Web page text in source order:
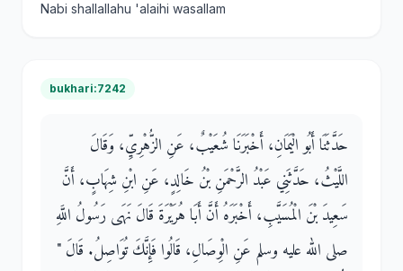
Nabi shallallahu 'alaihi wasallam
bukhari:7242
حَدَّثَنَا أَبُو الْيَمَانِ، أَخْبَرَنَا شُعَيْبٌ، عَنِ الزُّهْرِيِّ، وَقَالَ
اللَّيْثُ، حَدَّثَنِي عَبْدُ الرَّحْمَنِ بْنُ خَالِدٍ، عَنِ ابْنِ شِهَابٍ، أَنَّ
سَعِيدَ بْنَ الْمُسَيَّبِ، أَخْبَرَهُ أَنَّ أَبَا هُرَيْرَةَ قَالَ نَهَى رَسُولُ اللَّهِ
صلى الله عليه وسلم عَنِ الْوِصَالِ، قَالُوا فَإِنَّكَ تُوَاصِلُ‏.‏ قَالَ ‏"‏